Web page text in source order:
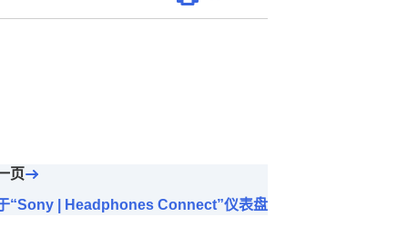
页
“Sony | Headphones Connect”仪表盘